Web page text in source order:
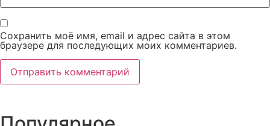
Сохранить моё имя, email и адрес сайта в этом
браузере для последующих моих комментариев.